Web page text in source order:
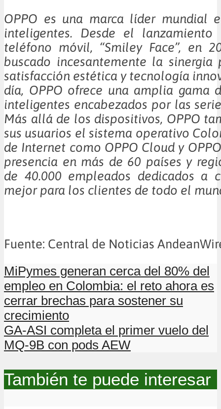
OPPO es una marca líder mundial
inteligentes. Desde el
teléfono móvil, “Smiley Face”, en
buscado incesantemente la sinergia
satisfacción estética y tecnología
día, OPPO ofrece una amplia gama
inteligentes encabezados por las
Más allá de los dispositivos, OPPO
sus usuarios el sistema operativo
de Internet como OPPO Cloud y
presencia en más de 60 países y
de 40.000 empleados dedicados a
mejor para los clientes de todo el
Fuente: Central de Noticias
MiPymes generan cerca del 80% del
empleo en Colombia: el reto ahora es
cerrar brechas para sostener su
crecimiento
GA-ASI completa el primer vuelo del
MQ-9B con pods AEW
También te puede interesar